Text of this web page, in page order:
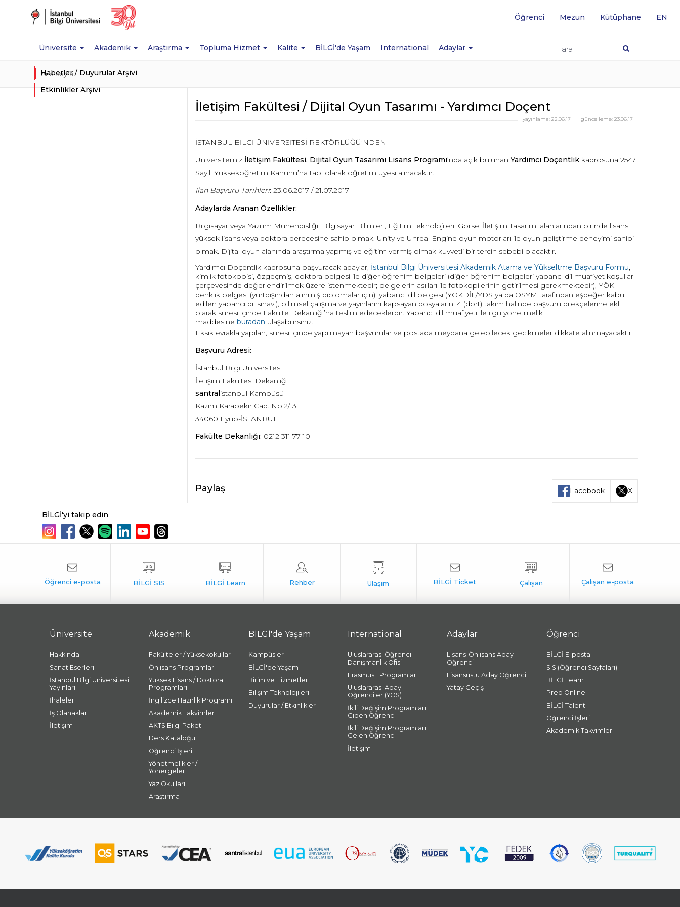
Üniversite Akademik Araştırma Topluma Hizmet Kalite BİLGİ'de Yaşam International Adaylar
Öğrenci Mezun Kütüphane EN
Ana Sayfa
Haberler / Duyurular Arşivi
Etkinlikler Arşivi
İletişim Fakültesi / Dijital Oyun Tasarımı - Yardımcı Doçent
güncelleme: 23.06.17
yayınlama: 22.06.17
İSTANBUL BİLGİ ÜNİVERSİTESİ REKTÖRLÜĞÜ’NDEN
Üniversitemiz İletişim Fakültesi, Dijital Oyun Tasarımı Lisans Programı’nda açık bulunan Yardımcı Doçentlikkadrosuna 2547
Sayılı Yükseköğretim Kanunu’na tabi olarak öğretim üyesi alınacaktır.
İlan Başvuru Tarihleri: 23.06.2017 / 21.07.2017
Adaylarda Aranan Özellikler:
Bilgisayar veya Yazılım Mühendisliği, Bilgisayar Bilimleri, Eğitim Teknolojileri, Görsel İletişim Tasarımı alanlarından birinde lisans,
yüksek lisans veya doktora derecesine sahip olmak. Unity ve Unreal Engine oyun motorları ile oyun geliştirme deneyimi sahibi
olmak. Dijital oyun alanında araştırma yapmış ve eğitim vermiş olmak kuvvetli bir tercih sebebi olacaktır.
Yardımcı Doçentlik kadrosuna başvuracak adaylar, İstanbul Bilgi Üniversitesi Akademik Atama ve Yükseltme Başvuru Formu,
kimlik fotokopisi, özgeçmiş, doktora belgesi ile diğer öğrenim belgeleri (diğer öğrenim belgeleri yabancı dil muafiyet koşulları
çerçevesinde değerlendirilmek üzere istenmektedir; belgelerin asılları ile fotokopilerinin getirilmesi gerekmektedir), YÖK
denklik belgesi (yurtdışından alınmış diplomalar için), yabancı dil belgesi (YÖKDİL/YDS ya da ÖSYM tarafından eşdeğer kabul
edilen yabancı dil sınavı), bilimsel çalışma ve yayınlarını kapsayan dosyalarını 4 (dört) takım halinde başvuru dilekçelerine ekli
olarak süresi içinde Fakülte Dekanlığı’na teslim edeceklerdir. Yabancı dil muafiyeti ile ilgili yönetmelik
maddesine buradan ulaşabilirsiniz.
Eksik evrakla yapılan, süresi içinde yapılmayan başvurular ve postada meydana gelebilecek gecikmeler dikkate alınmayacaktır.
Başvuru Adresi:
İstanbul Bilgi Üniversitesi
İletişim Fakültesi Dekanlığı
santralistanbul Kampüsü
Kazım Karabekir Cad. No:2/13
34060 Eyüp-İSTANBUL
Fakülte Dekanlığı: 0212 311 77 10
Paylaş Facebook X
BİLGİ'yi takip edin
Üniversite
Hakkında
Sanat Eserleri
İstanbul Bilgi Üniversitesi
Yayınları
İhaleler
İş Olanakları
İletişim
Akademik
Fakülteler / Yüksekokullar
Önlisans Programları
Yüksek Lisans / Doktora
Programları
İngilizce Hazırlık Programı
Akademik Takvimler
AKTS Bilgi Paketi
Ders Kataloğu
Öğrenci İşleri
Yönetmelikler /
Yönergeler
Yaz Okulları
Araştırma
BİLGİ'de Yaşam
Kampüsler
BİLGİ'de Yaşam
Birim ve Hizmetler
Bilişim Teknolojileri
Duyurular / Etkinlikler
International
Uluslararası Öğrenci
Danışmanlık Ofisi
Erasmus+ Programları
Uluslararası Aday
Öğrenciler (YÖS)
İkili Değişim Programları
Giden Öğrenci
İkili Değişim Programları
Gelen Öğrenci
İletişim
Adaylar
Lisans-Önlisans Aday
Öğrenci
Lisansüstü Aday Öğrenci
Yatay Geçiş
Öğrenci
BİLGİ E-posta
SIS (Öğrenci Sayfaları)
BİLGİ Learn
Prep Online
BİLGİ Talent
Öğrenci İşleri
Akademik Takvimler